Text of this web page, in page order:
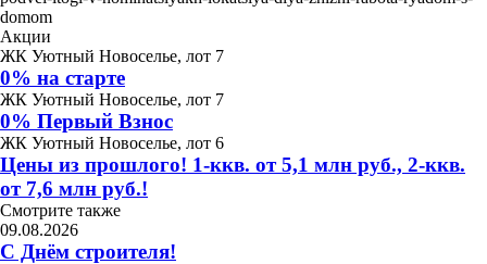
domom
Акции
ЖК Уютный Новоселье, лот 7
0% на старте
ЖК Уютный Новоселье, лот 7
0% Первый Взнос
ЖК Уютный Новоселье, лот 6
Цены из прошлого! 1-ккв. от 5,1 млн руб., 2-ккв.
от 7,6 млн руб.!
Смотрите также
09.08.2026
С Днём строителя!